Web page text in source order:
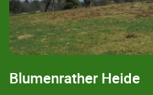
Blumenrather Heide